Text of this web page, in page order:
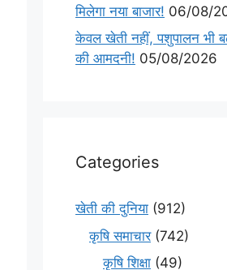
मिलेगा नया बाजार! 06/08/
केवल खेती नहीं, पशुपालन भी
की आमदनी! 05/08/2026
Categories
खेती की दुनिया (912)
कृषि समाचार(742)
कृषि शिक्षा (49)